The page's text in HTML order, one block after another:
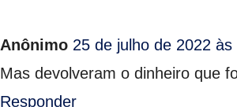
Anônimo 25 de julho de 2022 às
Mas devolveram o dinheiro que
Responder